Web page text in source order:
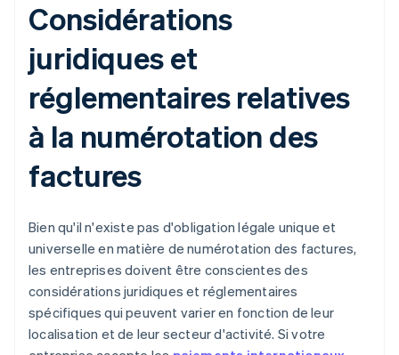
Considérations
juridiques et
réglementaires relatives
à la numérotation des
factures
Bien qu'il n'existe pas d'obligation légale unique et
universelle en matière de numérotation des factures,
les entreprises doivent être conscientes des
considérations juridiques et réglementaires
spécifiques qui peuvent varier en fonction de leur
localisation et de leur secteur d'activité. Si votre